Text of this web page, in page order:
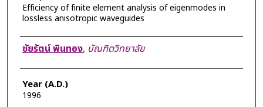
Efficiency of finite element analysis of eigenmodes in
lossless anisotropic waveguides
Author
ชัยรัตน์ พินทอง, บัณฑิตวิทยาลัย
Year (A.D.)
1996